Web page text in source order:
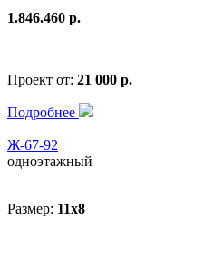
1.846.460 р.
Проект от: 21 000 р.
Подробнее
Ж-67-92
одноэтажный
Размер: 11x8